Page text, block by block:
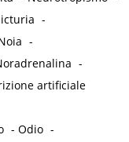
-
-
-
artificiale
-Odio -